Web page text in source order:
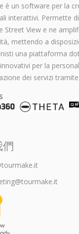
è un software per la
interattivi. Permette
Street View e ne
mettendo a
una piattaforma
per la
dei servizi